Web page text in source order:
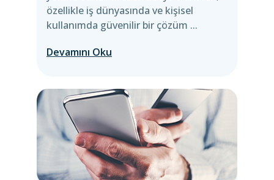
özellikle iş dünyasında ve kişisel
kullanımda güvenilir bir çözüm ...
Devamını Oku